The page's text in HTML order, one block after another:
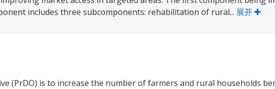
includes three subcomponents: rehabilitation of rural... 展开
(PrDO) is to increase the number of farmers and rural households